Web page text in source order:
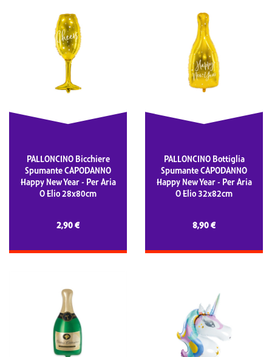
PALLONCINO Bicchiere
Spumante CAPODANNO
Happy New Year - Per Aria
O Elio 28x80cm
2,90 €
PALLONCINO Bottiglia
Spumante CAPODANNO
Happy New Year - Per Aria
O Elio 32x82cm
8,90 €